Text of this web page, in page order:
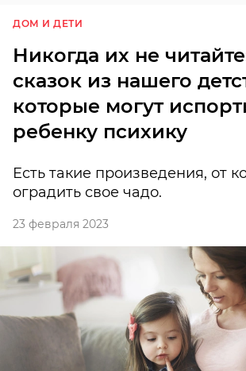
ДОМ И ДЕТИ
Никогда их не
сказок из нашего
которые могут
ребенку психику
Есть такие произведения, от
оградить свое чадо.
23 февраля 2023